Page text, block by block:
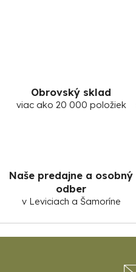
Obrovský sklad
viac ako 20 000 položiek
Naše predajne a osobný
odber
v Leviciach a Šamoríne
Z